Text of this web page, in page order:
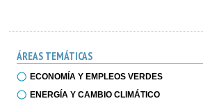
ÁREAS TEMÁTICAS
ECONOMÍA Y EMPLEOS VERDES
ENERGÍA Y CAMBIO CLIMÁTICO